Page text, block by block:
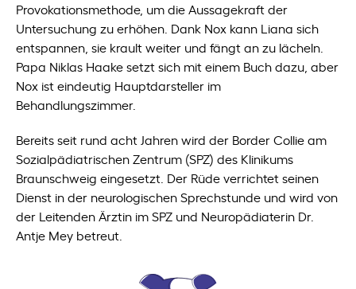
Provokationsmethode, um die Aussagekraft der
Untersuchung zu erhöhen. Dank Nox kann Liana sich
entspannen, sie krault weiter und fängt an zu lächeln.
Papa Niklas Haake setzt sich mit einem Buch dazu, aber
Nox ist eindeutig Hauptdarsteller im
Behandlungszimmer.
Bereits seit rund acht Jahren wird der Border Collie am
Sozialpädiatrischen Zentrum (SPZ) des Klinikums
Braunschweig eingesetzt. Der Rüde verrichtet seinen
Dienst in der neurologischen Sprechstunde und wird von
der Leitenden Ärztin im SPZ und Neuropädiaterin Dr.
Antje Mey betreut.